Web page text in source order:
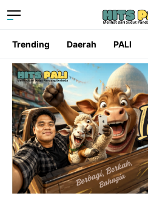
Trending Daerah PALI